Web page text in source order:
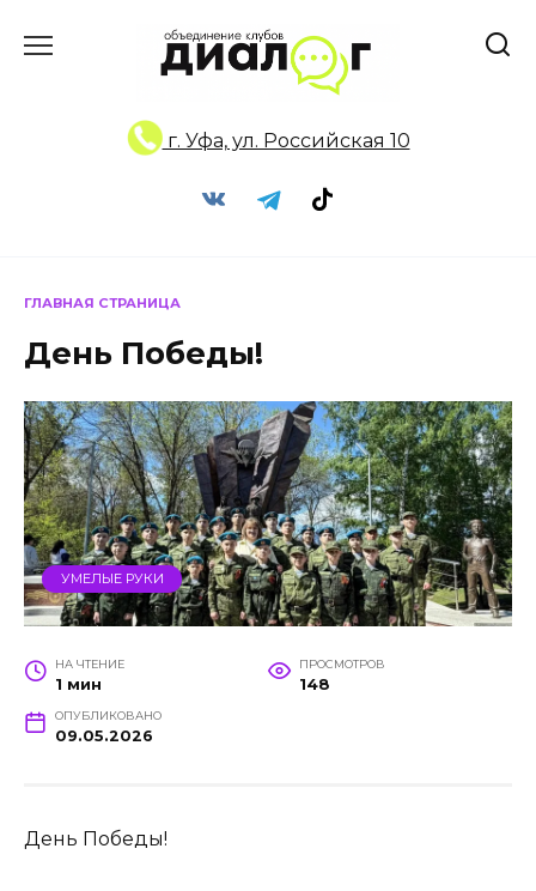
г. Уфа, ул. Российская 10
ГЛАВНАЯ СТРАНИЦА
День Победы!
УМЕЛЫЕ РУКИ
НА ЧТЕНИЕ
1 мин
ПРОСМОТРОВ
148
ОПУБЛИКОВАНО
09.05.2026
День Победы!